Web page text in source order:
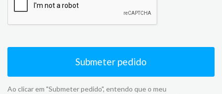
Submeter pedido
Ao clicar em "Submeter pedido", entendo que o meu